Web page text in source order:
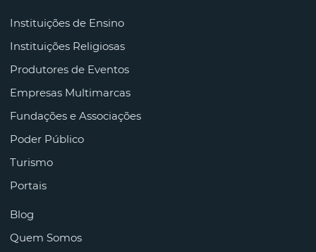
Instituições de Ensino
Instituições Religiosas
Produtores de Eventos
Empresas Multimarcas
Fundações e Associações
Poder Público
Turismo
Portais
Blog
Quem Somos